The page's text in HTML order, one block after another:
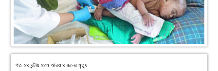
গত ২৪ ঘন্টায় হামে আরও ৪ জনের মৃত্যু